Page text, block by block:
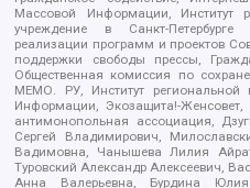
Массовой Информации, Институт
учреждение в Санкт-
реализации программ и проектов
поддержки свободы прессы,
Общественная комиссия по
МЕМО. РУ, Институт региональной
Информации, Экозащита!-Женсовет,
антимонопольная ассоциация,
Сергей Владимирович,
Вадимовна, Чанышева Лилия
Туровский Александр Алексеевич,
Анна Валерьевна, Бурдина